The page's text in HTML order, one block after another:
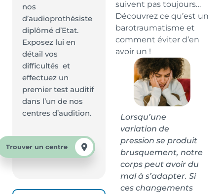
nos
d’audioprothésiste
diplômé d’Etat.
Exposez lui en
détail vos
difficultés et
effectuez un
premier test auditif
dans l’un de nos
centres d’audition.
Trouver un centre
suivent pas toujours…
Découvrez ce qu’est un
barotraumatisme et
comment éviter d’en
avoir un !
Lorsqu’une
variation de
pression se produit
brusquement, notre
corps peut avoir du
mal à s’adapter. Si
ces changements